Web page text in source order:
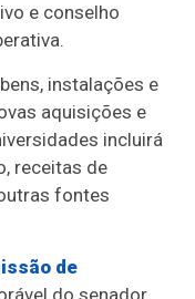
e conselho
instalações e
aquisições e
incluirá
receitas de
fontes
de
do senador